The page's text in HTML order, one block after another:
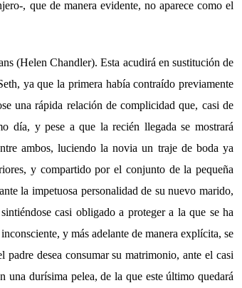
, que de manera evidente, no aparece como el
(Helen Chandler). Esta acudirá en sustitución de
ya que la primera había contraído previamente
una rápida relación de complicidad que, casi de
día, y pese a que la recién llegada se mostrará
ambos, luciendo la novia un traje de boda ya
y compartido por el conjunto de la pequeña
la impetuosa personalidad de su nuevo marido,
casi obligado a proteger a la que se ha
y más adelante de manera explícita, se
desea consumar su matrimonio, ante el casi
una durísima pelea, de la que este último quedará